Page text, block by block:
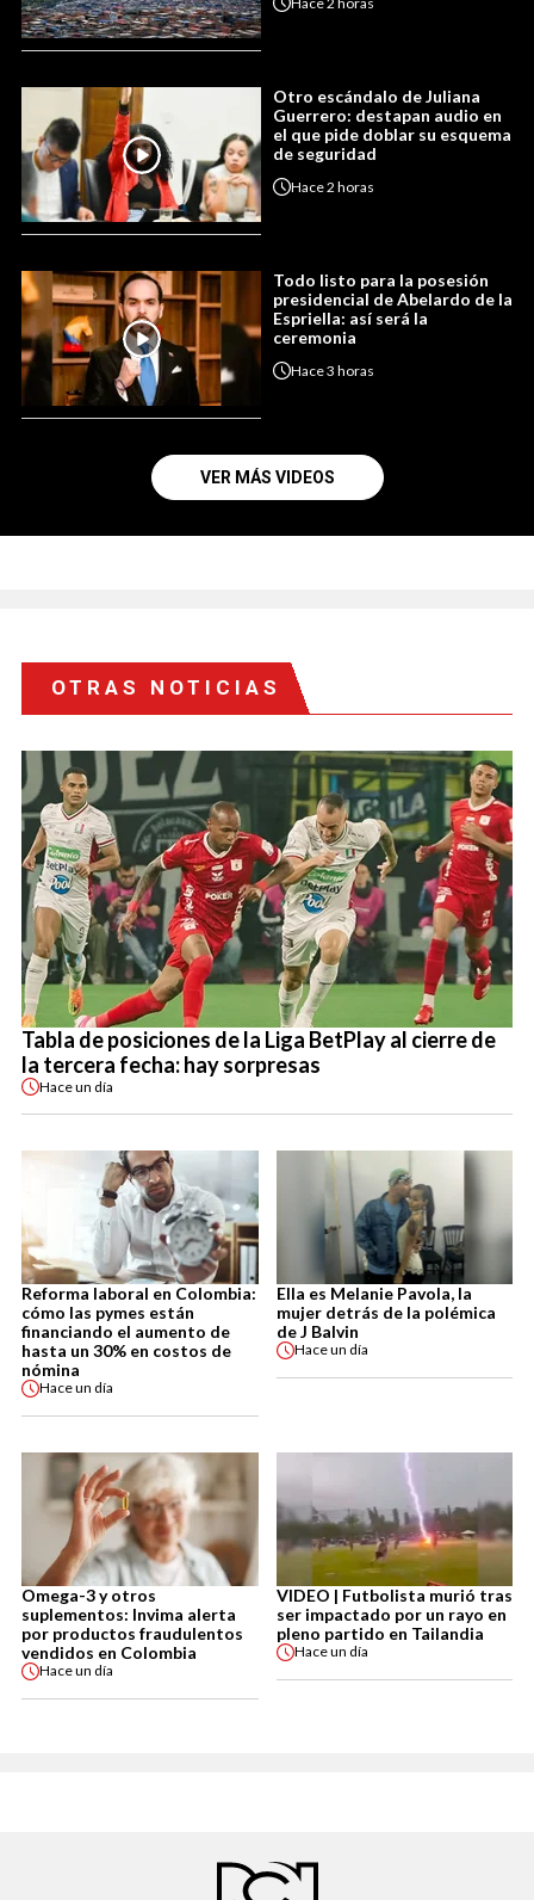
Otro escándalo de Juliana
Guerrero: destapan audio en
el que pide doblar su esquema
de seguridad
Hace2 horas
Todo listo para la posesión
presidencial de Abelardo de la
Espriella: así será la
ceremonia
Hace3 horas
VER MÁS VIDEOS
OTRAS NOTICIAS
Tabla de posiciones de la Liga BetPlay al cierre de
la tercera fecha: hay sorpresas
Haceun día
Reforma laboral en Colombia:
cómo las pymes están
financiando el aumento de
hasta un 30% en costos de
nómina
Haceun día
Ella es Melanie Pavola, la
mujer detrás de la polémica
de J Balvin
Haceun día
Omega-3 y otros
suplementos: Invima alerta
por productos fraudulentos
vendidos en Colombia
Haceun día
VIDEO | Futbolista murió tras
ser impactado por un rayo en
pleno partido en Tailandia
Haceun día